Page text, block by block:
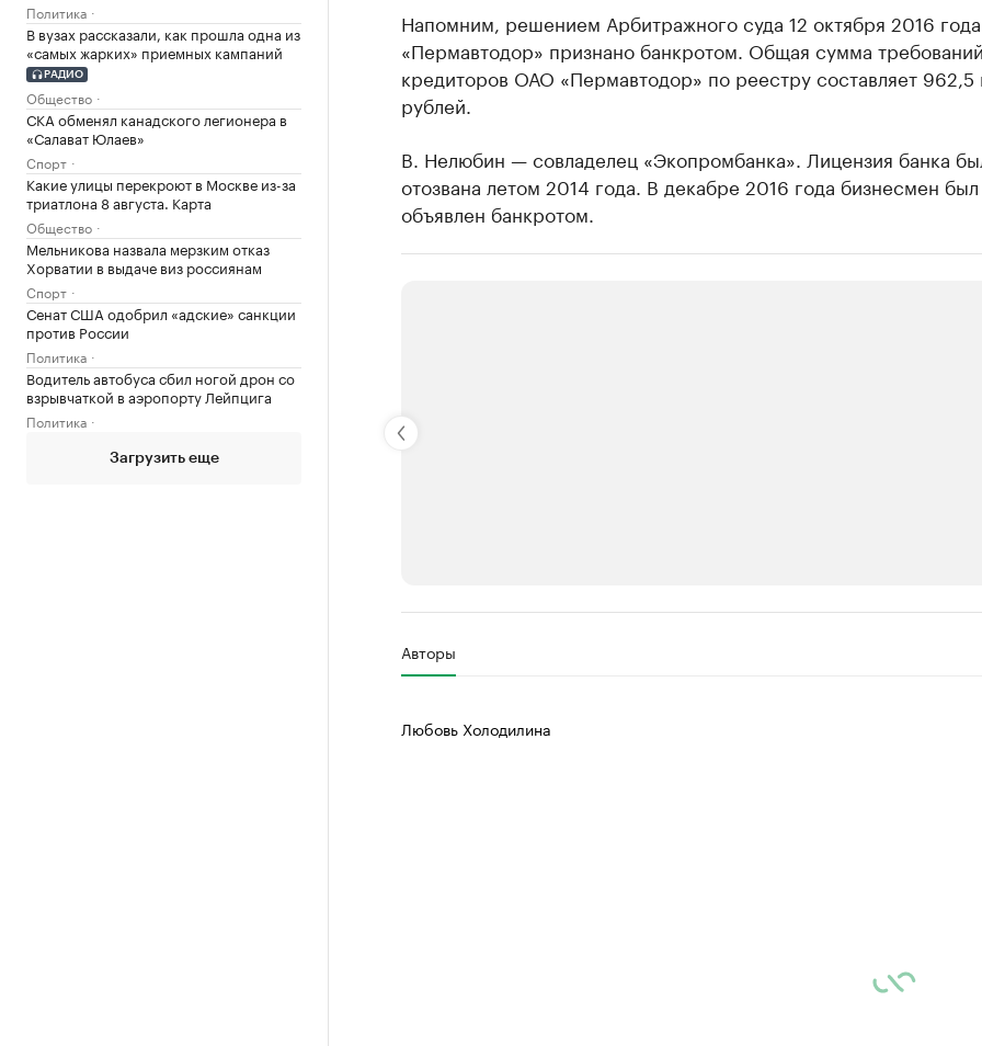
Политика
В вузах рассказали, как прошла одна из
«самых жарких» приемных кампаний
РАДИО
Общество
СКА обменял канадского легионера в
«Салават Юлаев»
Спорт
Какие улицы перекроют в Москве из-за
триатлона 8 августа. Карта
Общество
Мельникова назвала мерзким отказ
Хорватии в выдаче виз россиянам
Спорт
Сенат США одобрил «адские» санкции
против России
Политика
Водитель автобуса сбил ногой дрон со
взрывчаткой в аэропорту Лейпцига
Политика
Загрузить еще
Напомним, решением Арбитражного суда 12 октября 2016
«Пермавтодор» признано банкротом. Общая сумма
кредиторов ОАО «Пермавтодор» по реестру составляет 962,5
рублей.
В. Нелюбин — совладелец «Экопромбанка». Лицензия банка
отозвана летом 2014 года. В декабре 2016 года бизнесмен был
объявлен банкротом.
Крупнейшие производители и продавцы медийной
Авторы
Любовь Холодилина